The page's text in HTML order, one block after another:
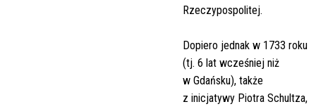
Rzeczypospolitej.
Dopiero jednak w 1733 roku
(tj. 6 lat wcześniej niż
w Gdańsku), także
z inicjatywy Piotra Schultza,